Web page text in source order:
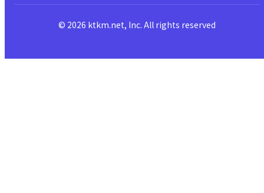
© 2026 ktkm.net, Inc. All rights reserved